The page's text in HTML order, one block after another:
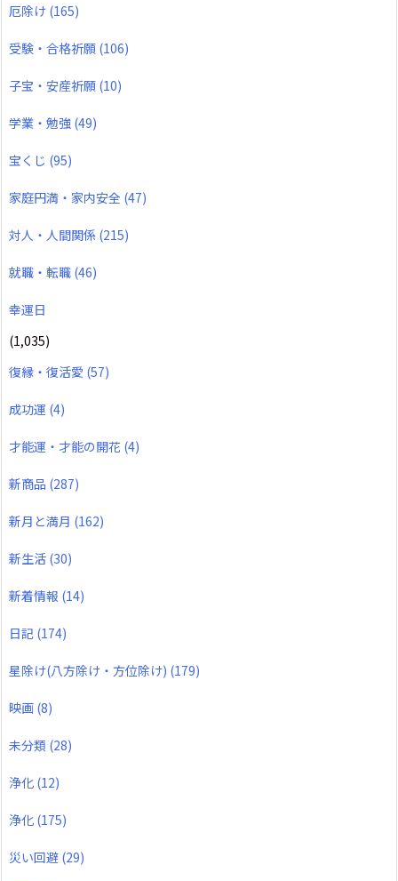
厄除け (165)
受験・合格祈願 (106)
子宝・安産祈願 (10)
学業・勉強 (49)
宝くじ (95)
家庭円満・家内安全 (47)
対人・人間関係 (215)
就職・転職 (46)
幸運日
(1,035)
復縁・復活愛 (57)
成功運 (4)
才能運・才能の開花 (4)
新商品 (287)
新月と満月 (162)
新生活 (30)
新着情報 (14)
日記 (174)
星除け(八方除け・方位除け) (179)
映画 (8)
未分類 (28)
浄化 (12)
浄化 (175)
災い回避 (29)